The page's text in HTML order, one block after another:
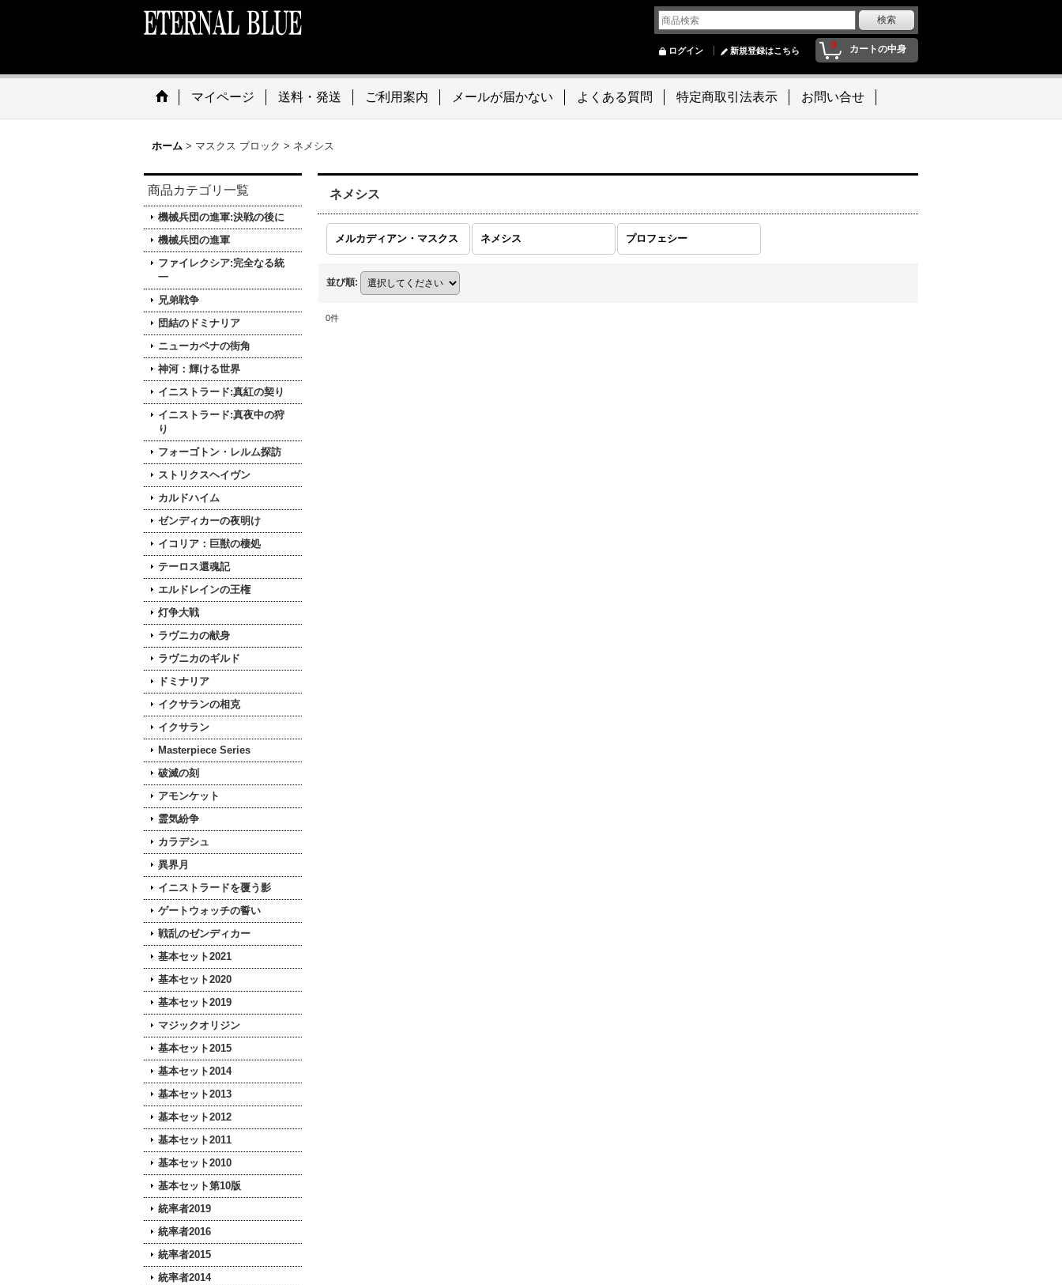
0 カートの中身
ログイン 新規登録はこちら
マイページ 送料・発送 ご利用案内 メールが届かない よくある質問 特定商取引法表示 お問い合せ
ホーム > マスクス ブロック > ネメシス
商品カテゴリ一覧
機械兵団の進軍:決戦の後に
機械兵団の進軍
ファイレクシア:完全なる統
一
兄弟戦争
団結のドミナリア
ニューカペナの街角
神河：輝ける世界
イニストラード:真紅の契り
イニストラード:真夜中の狩
り
フォーゴトン・レルム探訪
ストリクスヘイヴン
カルドハイム
ゼンディカーの夜明け
イコリア：巨獣の棲処
テーロス還魂記
エルドレインの王権
灯争大戦
ラヴニカの献身
ラヴニカのギルド
ドミナリア
イクサランの相克
イクサラン
Masterpiece Series
破滅の刻
アモンケット
霊気紛争
カラデシュ
異界月
イニストラードを覆う影
ゲートウォッチの誓い
戦乱のゼンディカー
基本セット2021
基本セット2020
基本セット2019
マジックオリジン
基本セット2015
基本セット2014
基本セット2013
基本セット2012
基本セット2011
基本セット2010
基本セット第10版
統率者2019
統率者2016
統率者2015
統率者2014
ネメシス
メルカディアン・マスクス ネメシス プロフェシー
並び順:
0件